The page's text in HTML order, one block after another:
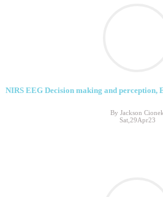
NIRS EEG Decision making and perception,
By Jackson Cionek
Sat,29Apr23